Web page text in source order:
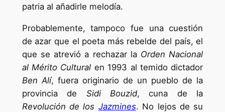
patria al añadirle melodía.
Probablemente, tampoco fue una cuestión
de azar que el poeta más rebelde del país, el
que se atrevió a rechazar la Orden Nacional
al Mérito Cultural en 1993 al temido dictador
Ben Alí, fuera originario de un pueblo de la
provincia de Sidi Bouzid, cuna de la
Revolución de los Jazmines. No lejos de su